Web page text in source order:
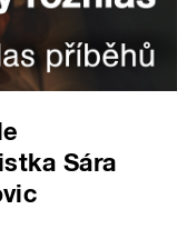
Sára